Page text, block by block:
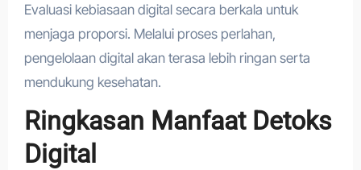
Evaluasi kebiasaan digital secara berkala untuk
menjaga proporsi. Melalui proses perlahan,
pengelolaan digital akan terasa lebih ringan serta
mendukung kesehatan.
Ringkasan Manfaat Detoks
Digital